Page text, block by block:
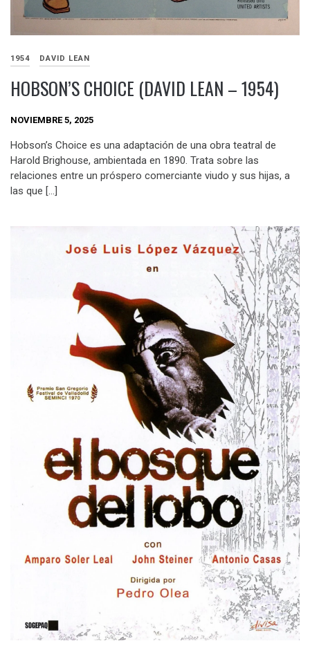
1954 DAVID LEAN
HOBSON’S CHOICE (DAVID LEAN – 1954)
NOVIEMBRE 5, 2025
Hobson’s Choice es una adaptación de una obra teatral de
Harold Brighouse, ambientada en 1890. Trata sobre las
relaciones entre un próspero comerciante viudo y sus hijas, a
las que […]